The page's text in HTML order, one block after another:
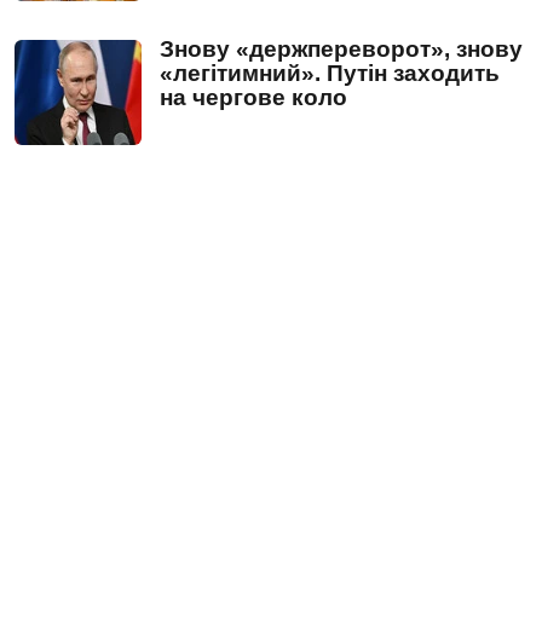
Знову «держпереворот», знову
«легітимний». Путін заходить
на чергове коло